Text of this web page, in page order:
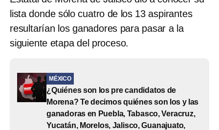
lista donde sólo cuatro de los 13 aspirantes
resultarían los ganadores para pasar a la
siguiente etapa del proceso.
MÉXICO
¿Quiénes son los pre candidatos de
Morena? Te decimos quiénes son los y las
ganadoras en Puebla, Tabasco, Veracruz,
Yucatán, Morelos, Jalisco, Guanajuato,